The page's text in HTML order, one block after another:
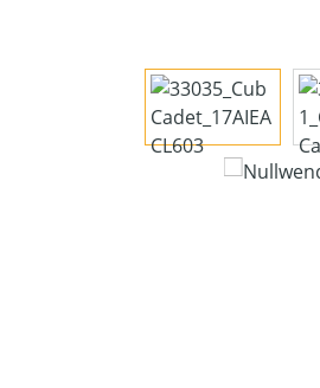
Bildergalerie überspringen